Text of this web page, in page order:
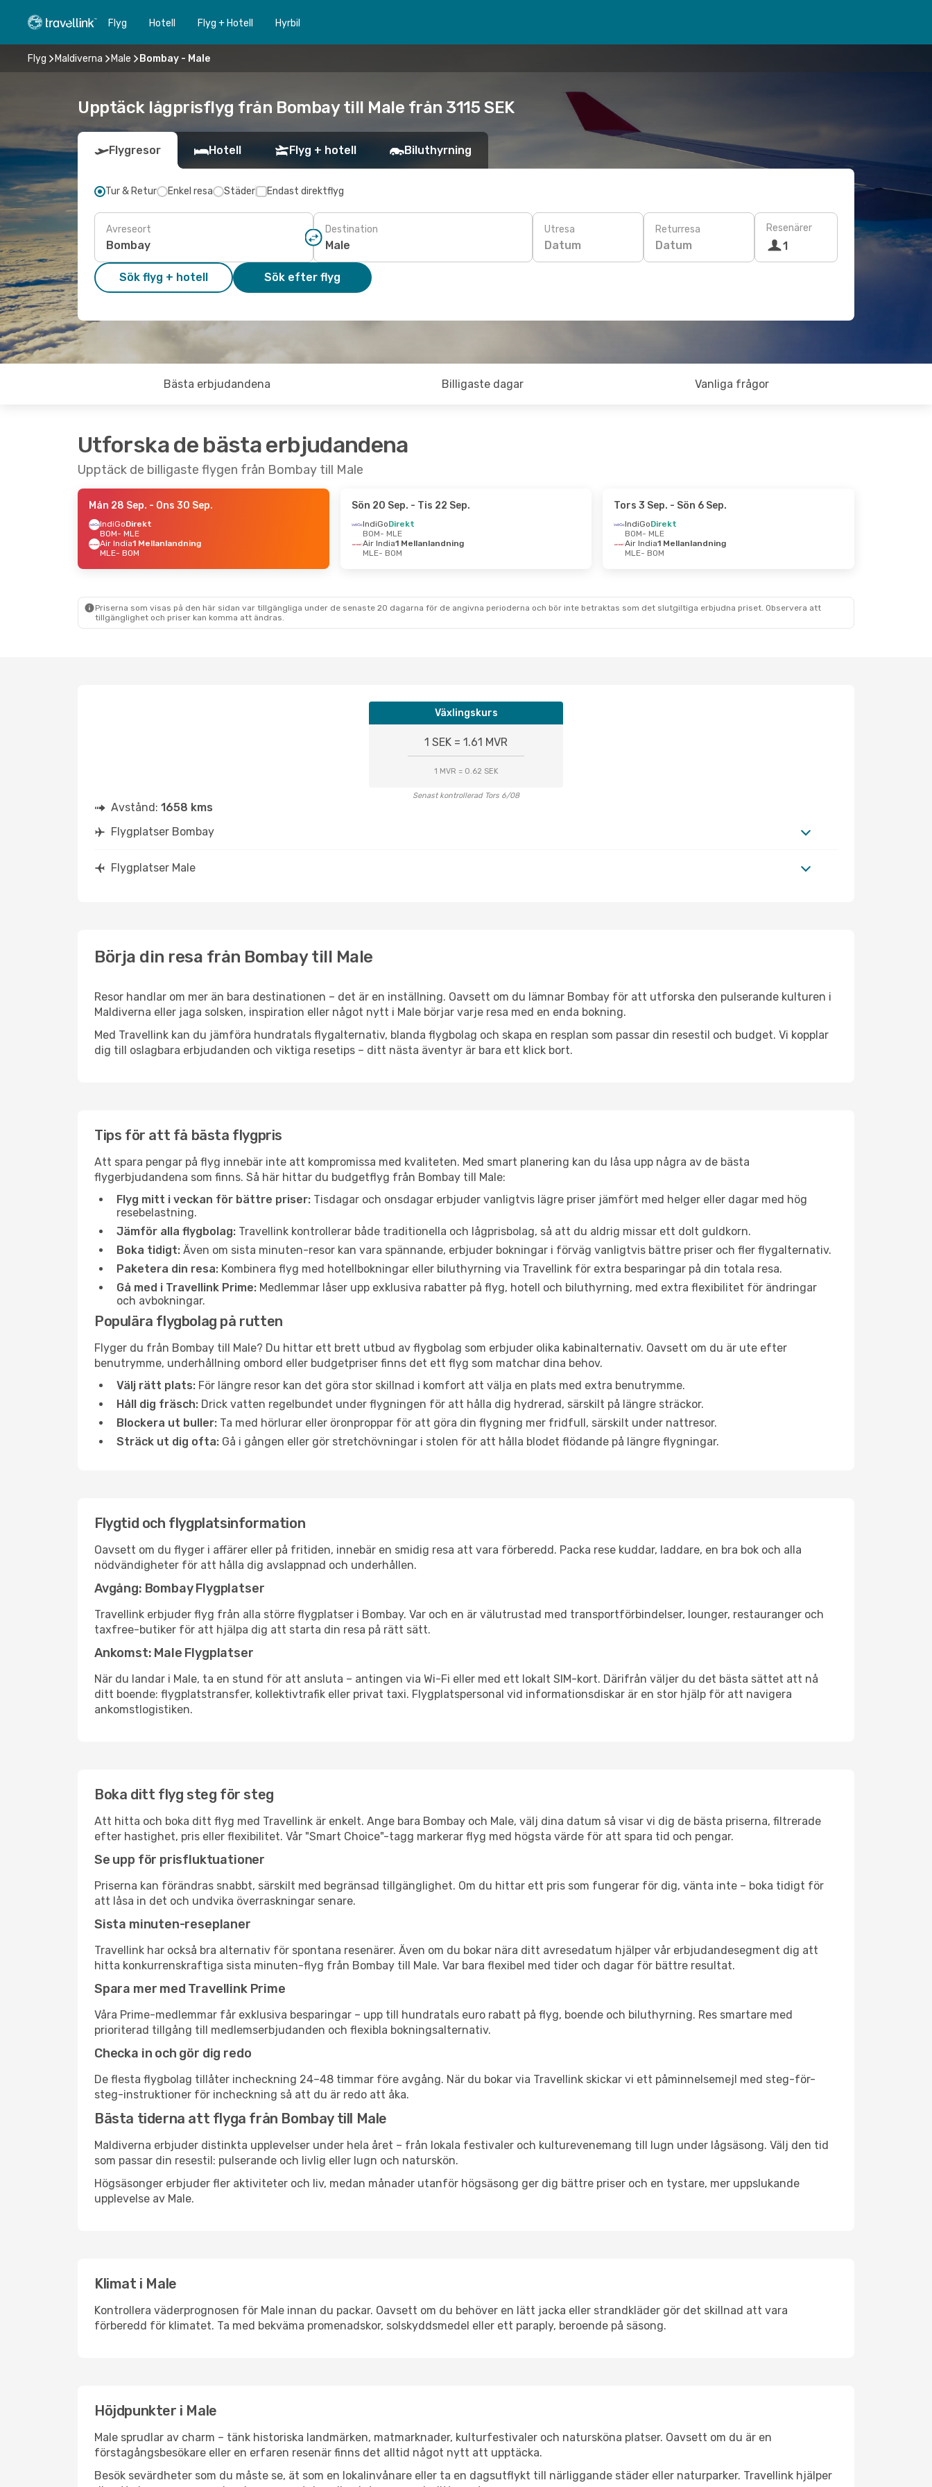
Flyg Hotell Flyg + Hotell Hyrbil
Flyg Maldiverna Male Bombay - Male
Upptäck lågprisflyg från Bombay till Male från 3115 SEK
Flygresor Hotell Flyg + hotell Biluthyrning
Tur & Retur Enkel resa Städer Endast direktflyg
Avreseort Destination Utresa
Datum
Returresa
Datum
Resenärer
1
Sök flyg + hotell Sök efter flyg
Bästa erbjudandena Billigaste dagar Vanliga frågor
Utforska de bästa erbjudandena
Upptäck de billigaste flygen från Bombay till Male
Mån 28 Sep. - Ons 30 Sep.
IndiGoDirekt
BOM- MLE
Air India1 Mellanlandning
MLE- BOM
Sön 20 Sep. - Tis 22 Sep.
IndiGoDirekt
BOM- MLE
Air India1 Mellanlandning
MLE- BOM
Tors 3 Sep. - Sön 6 Sep.
IndiGoDirekt
BOM- MLE
Air India1 Mellanlandning
MLE- BOM
Priserna som visas på den här sidan var tillgängliga under de senaste 20 dagarna för de angivna perioderna och bör inte betraktas som det slutgiltiga erbjudna priset. Observera att
tillgänglighet och priser kan komma att ändras.
Växlingskurs
1 SEK = 1.61 MVR
1 MVR = 0.62 SEK
Senast kontrollerad Tors 6/08
Avstånd: 1658 kms
Flygplatser Bombay
Flygplatser Male
Börja din resa från Bombay till Male
Resor handlar om mer än bara destinationen – det är en inställning. Oavsett om du lämnar Bombay för att utforska den pulserande kulturen i
Maldiverna eller jaga solsken, inspiration eller något nytt i Male börjar varje resa med en enda bokning.
Med Travellink kan du jämföra hundratals flygalternativ, blanda flygbolag och skapa en resplan som passar din resestil och budget. Vi kopplar
dig till oslagbara erbjudanden och viktiga resetips – ditt nästa äventyr är bara ett klick bort.
Tips för att få bästa flygpris
Att spara pengar på flyg innebär inte att kompromissa med kvaliteten. Med smart planering kan du låsa upp några av de bästa
flygerbjudandena som finns. Så här hittar du budgetflyg från Bombay till Male:
Flyg mitt i veckan för bättre priser: Tisdagar och onsdagar erbjuder vanligtvis lägre priser jämfört med helger eller dagar med hög
resebelastning.
Jämför alla flygbolag: Travellink kontrollerar både traditionella och lågprisbolag, så att du aldrig missar ett dolt guldkorn.
Boka tidigt: Även om sista minuten-resor kan vara spännande, erbjuder bokningar i förväg vanligtvis bättre priser och fler flygalternativ.
Paketera din resa: Kombinera flyg med hotellbokningar eller biluthyrning via Travellink för extra besparingar på din totala resa.
Gå med i Travellink Prime: Medlemmar låser upp exklusiva rabatter på flyg, hotell och biluthyrning, med extra flexibilitet för ändringar
och avbokningar.
Populära flygbolag på rutten
Flyger du från Bombay till Male? Du hittar ett brett utbud av flygbolag som erbjuder olika kabinalternativ. Oavsett om du är ute efter
benutrymme, underhållning ombord eller budgetpriser finns det ett flyg som matchar dina behov.
Välj rätt plats: För längre resor kan det göra stor skillnad i komfort att välja en plats med extra benutrymme.
Håll dig fräsch: Drick vatten regelbundet under flygningen för att hålla dig hydrerad, särskilt på längre sträckor.
Blockera ut buller: Ta med hörlurar eller öronproppar för att göra din flygning mer fridfull, särskilt under nattresor.
Sträck ut dig ofta: Gå i gången eller gör stretchövningar i stolen för att hålla blodet flödande på längre flygningar.
Flygtid och flygplatsinformation
Oavsett om du flyger i affärer eller på fritiden, innebär en smidig resa att vara förberedd. Packa rese kuddar, laddare, en bra bok och alla
nödvändigheter för att hålla dig avslappnad och underhållen.
Avgång: Bombay Flygplatser
Travellink erbjuder flyg från alla större flygplatser i Bombay. Var och en är välutrustad med transportförbindelser, lounger, restauranger och
taxfree-butiker för att hjälpa dig att starta din resa på rätt sätt.
Ankomst: Male Flygplatser
När du landar i Male, ta en stund för att ansluta – antingen via Wi-Fi eller med ett lokalt SIM-kort. Därifrån väljer du det bästa sättet att nå
ditt boende: flygplatstransfer, kollektivtrafik eller privat taxi. Flygplatspersonal vid informationsdiskar är en stor hjälp för att navigera
ankomstlogistiken.
Boka ditt flyg steg för steg
Att hitta och boka ditt flyg med Travellink är enkelt. Ange bara Bombay och Male, välj dina datum så visar vi dig de bästa priserna, filtrerade
efter hastighet, pris eller flexibilitet. Vår "Smart Choice"-tagg markerar flyg med högsta värde för att spara tid och pengar.
Se upp för prisfluktuationer
Priserna kan förändras snabbt, särskilt med begränsad tillgänglighet. Om du hittar ett pris som fungerar för dig, vänta inte – boka tidigt för
att låsa in det och undvika överraskningar senare.
Sista minuten-reseplaner
Travellink har också bra alternativ för spontana resenärer. Även om du bokar nära ditt avresedatum hjälper vår erbjudandesegment dig att
hitta konkurrenskraftiga sista minuten-flyg från Bombay till Male. Var bara flexibel med tider och dagar för bättre resultat.
Spara mer med Travellink Prime
Våra Prime-medlemmar får exklusiva besparingar – upp till hundratals euro rabatt på flyg, boende och biluthyrning. Res smartare med
prioriterad tillgång till medlemserbjudanden och flexibla bokningsalternativ.
Checka in och gör dig redo
De flesta flygbolag tillåter incheckning 24–48 timmar före avgång. När du bokar via Travellink skickar vi ett påminnelsemejl med steg-för-
steg-instruktioner för incheckning så att du är redo att åka.
Bästa tiderna att flyga från Bombay till Male
Maldiverna erbjuder distinkta upplevelser under hela året – från lokala festivaler och kulturevenemang till lugn under lågsäsong. Välj den tid
som passar din resestil: pulserande och livlig eller lugn och naturskön.
Högsäsonger erbjuder fler aktiviteter och liv, medan månader utanför högsäsong ger dig bättre priser och en tystare, mer uppslukande
upplevelse av Male.
Klimat i Male
Kontrollera väderprognosen för Male innan du packar. Oavsett om du behöver en lätt jacka eller strandkläder gör det skillnad att vara
förberedd för klimatet. Ta med bekväma promenadskor, solskyddsmedel eller ett paraply, beroende på säsong.
Höjdpunkter i Male
Male sprudlar av charm – tänk historiska landmärken, matmarknader, kulturfestivaler och natursköna platser. Oavsett om du är en
förstagångsbesökare eller en erfaren resenär finns det alltid något nytt att upptäcka.
Besök sevärdheter som du måste se, ät som en lokalinvånare eller ta en dagsutflykt till närliggande städer eller naturparker. Travellink hjälper